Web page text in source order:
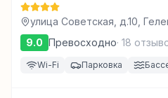
улица Советская, д.10,
9.0 Превосходно· 18
Wi-Fi Парковка